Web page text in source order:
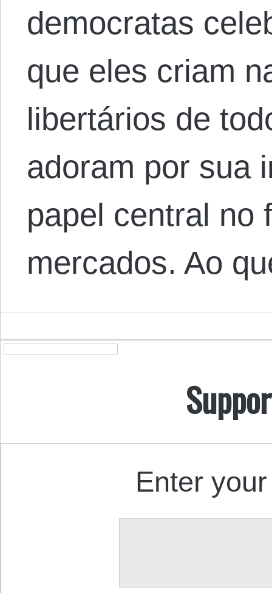
democratas
que eles criam
libertários de
adoram por sua
papel central no
mercados. Ao
Enter